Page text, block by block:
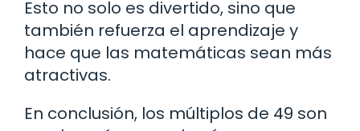
Esto no solo es divertido, sino que
también refuerza el aprendizaje y
hace que las matemáticas sean más
atractivas.
En conclusión, los múltiplos de 49 son